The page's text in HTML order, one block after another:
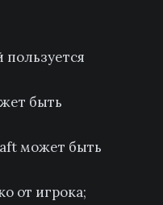
быть
может быть
от игрока;